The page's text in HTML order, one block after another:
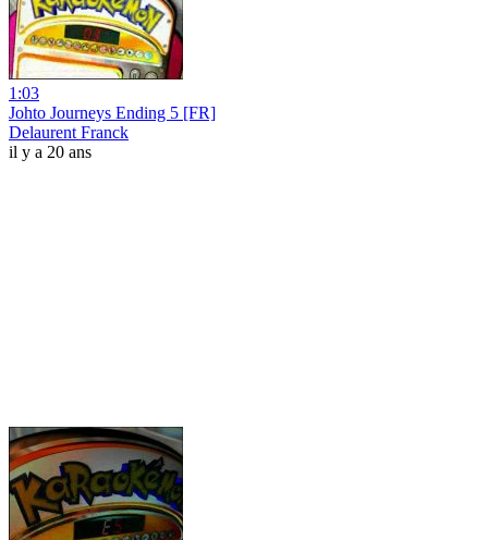
1:03
Johto Journeys Ending 5 [FR]
Delaurent Franck
il y a 20 ans